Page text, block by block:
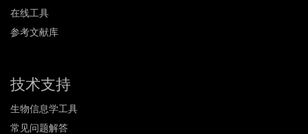
在线工具
参考文献库
技术支持
生物信息学工具
常见问题解答